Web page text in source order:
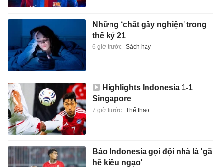
Những ‘chất gây nghiện’ trong
thế kỷ 21
6 giờ trước Sách hay
Highlights Indonesia 1-1
Singapore
7 giờ trước Thể thao
Báo Indonesia gọi đội nhà là 'gã
hề kiêu ngạo'